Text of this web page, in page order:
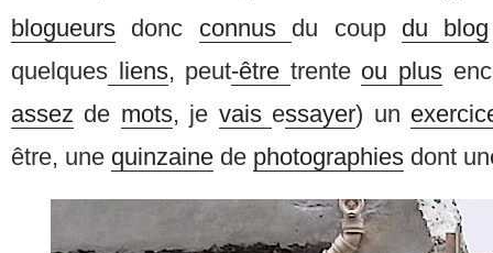
blogueurs donc connus du coup du blog
quelques liens, peut-être trente ou plus
assez de mots, je vais essayer) un
être, une quinzaine de photographies dont